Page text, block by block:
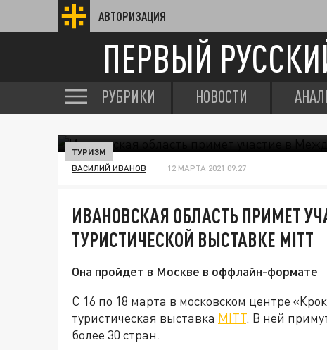
АВТОРИЗАЦИЯ
ПЕРВЫЙ
РУБРИКИ НОВОСТИ
ТУРИЗМ
ВАСИЛИЙ ИВАНОВ 12 МАРТА 2021 09:27
ИВАНОВСКАЯ ОБЛАСТЬ ПРИМЕТ
ТУРИСТИЧЕСКОЙ ВЫСТАВКЕ MITT
Она пройдет в Москве в оффлайн-формате
С 16 по 18 марта в московском центре
туристическая выставка MITT. В ней
более 30 стран.